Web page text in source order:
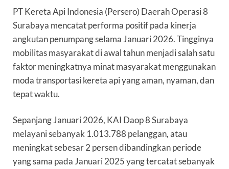
PT Kereta Api Indonesia (Persero) Daerah Operasi 8
Surabaya mencatat performa positif pada kinerja
angkutan penumpang selama Januari 2026. Tingginya
mobilitas masyarakat di awal tahun menjadi salah satu
faktor meningkatnya minat masyarakat menggunakan
moda transportasi kereta api yang aman, nyaman, dan
tepat waktu.
Sepanjang Januari 2026, KAI Daop 8 Surabaya
melayani sebanyak 1.013.788 pelanggan, atau
meningkat sebesar 2 persen dibandingkan periode
yang sama pada Januari 2025 yang tercatat sebanyak